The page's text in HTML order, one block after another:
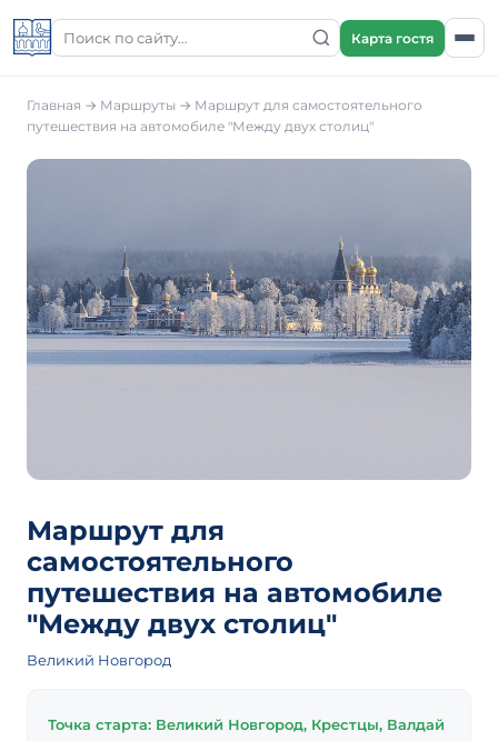
Карта гостя
Главная → Маршруты → Маршрут для самостоятельного
путешествия на автомобиле "Между двух столиц"
Маршрут для
самостоятельного
путешествия на автомобиле
"Между двух столиц"
Великий Новгород
Точка старта: Великий Новгород, Крестцы, Валдай